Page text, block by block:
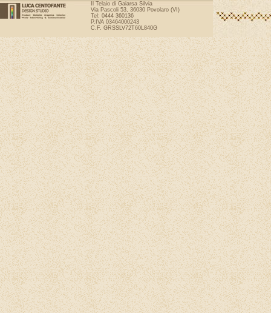
Il Telaio di Gaiarsa Silvia
Via Pascoli 53, 36030 Povolaro (VI)
Tel: 0444 360136
P.IVA 03464000243
C.F. GRSSLV72T60L840G